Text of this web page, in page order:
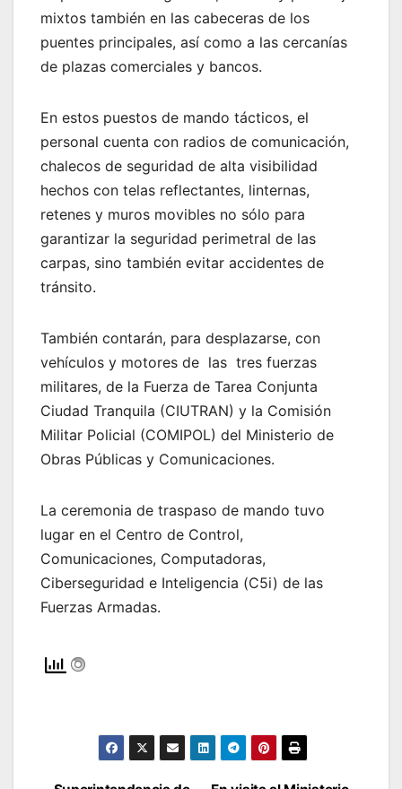
mixtos también en las cabeceras de los
puentes principales, así como a las cercanías
de plazas comerciales y bancos.
En estos puestos de mando tácticos, el
personal cuenta con radios de comunicación,
chalecos de seguridad de alta visibilidad
hechos con telas reflectantes, linternas,
retenes y muros movibles no sólo para
garantizar la seguridad perimetral de las
carpas, sino también evitar accidentes de
tránsito.
También contarán, para desplazarse, con
vehículos y motores de las tres fuerzas
militares, de la Fuerza de Tarea Conjunta
Ciudad Tranquila (CIUTRAN) y la Comisión
Militar Policial (COMIPOL) del Ministerio de
Obras Públicas y Comunicaciones.
La ceremonia de traspaso de mando tuvo
lugar en el Centro de Control,
Comunicaciones, Computadoras,
Ciberseguridad e Inteligencia (C5i) de las
Fuerzas Armadas.